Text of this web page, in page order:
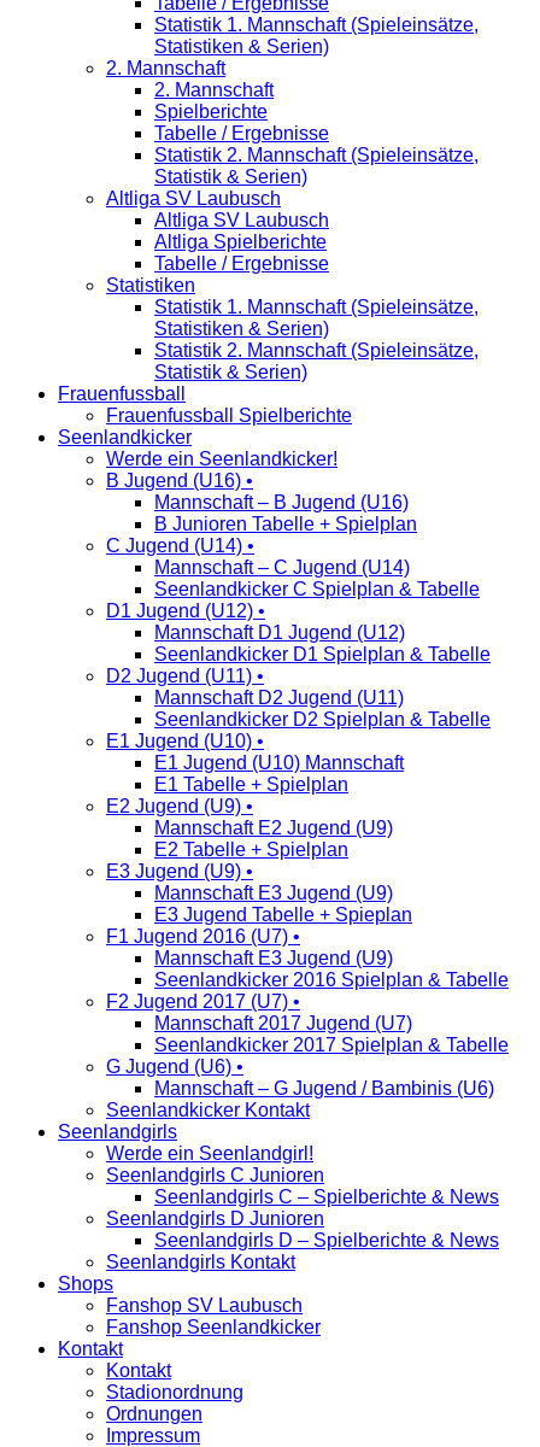
Statistik 1. Mannschaft (Spieleinsätze,
Statistiken & Serien)
2. Mannschaft
2. Mannschaft
Spielberichte
Tabelle / Ergebnisse
Statistik 2. Mannschaft (Spieleinsätze,
Statistik & Serien)
Altliga SV Laubusch
Altliga SV Laubusch
Altliga Spielberichte
Tabelle / Ergebnisse
Statistiken
Statistik 1. Mannschaft (Spieleinsätze,
Statistiken & Serien)
Statistik 2. Mannschaft (Spieleinsätze,
Statistik & Serien)
Frauenfussball
Frauenfussball Spielberichte
Seenlandkicker
Werde ein Seenlandkicker!
B Jugend (U16) •
Mannschaft – B Jugend (U16)
B Junioren Tabelle + Spielplan
C Jugend (U14) •
Mannschaft – C Jugend (U14)
Seenlandkicker C Spielplan & Tabelle
D1 Jugend (U12) •
Mannschaft D1 Jugend (U12)
Seenlandkicker D1 Spielplan & Tabelle
D2 Jugend (U11) •
Mannschaft D2 Jugend (U11)
Seenlandkicker D2 Spielplan & Tabelle
E1 Jugend (U10) •
E1 Jugend (U10) Mannschaft
E1 Tabelle + Spielplan
E2 Jugend (U9) •
Mannschaft E2 Jugend (U9)
E2 Tabelle + Spielplan
E3 Jugend (U9) •
Mannschaft E3 Jugend (U9)
E3 Jugend Tabelle + Spieplan
F1 Jugend 2016 (U7) •
Mannschaft E3 Jugend (U9)
Seenlandkicker 2016 Spielplan & Tabelle
F2 Jugend 2017 (U7) •
Mannschaft 2017 Jugend (U7)
Seenlandkicker 2017 Spielplan & Tabelle
G Jugend (U6) •
Mannschaft – G Jugend / Bambinis (U6)
Seenlandkicker Kontakt
Seenlandgirls
Werde ein Seenlandgirl!
Seenlandgirls C Junioren
Seenlandgirls C – Spielberichte & News
Seenlandgirls D Junioren
Seenlandgirls D – Spielberichte & News
Seenlandgirls Kontakt
Shops
Fanshop SV Laubusch
Fanshop Seenlandkicker
Kontakt
Kontakt
Stadionordnung
Ordnungen
Impressum